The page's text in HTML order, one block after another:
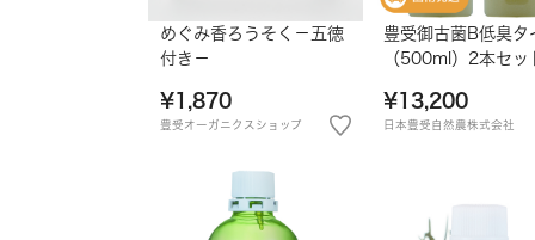
めぐみ香ろうそく－五徳
付き－
¥1,870
豊受オーガニクスショップ
豊受御古菌B低臭タ
（500ml）2本セッ
¥13,200
日本豊受自然農株式会社